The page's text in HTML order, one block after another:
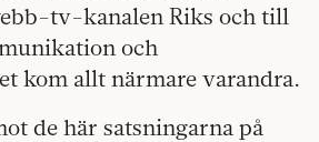
tv-kanalen Riks och till
och
kom allt närmare varandra.
de här satsningarna på